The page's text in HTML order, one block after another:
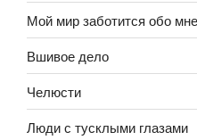
Мой мир заботится обо мне
Вшивое дело
Челюсти
Люди с тусклыми глазами